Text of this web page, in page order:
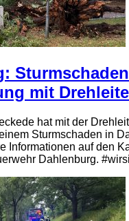
mit
hat mit der
Sturmschaden in
Informationen auf den
Dahlenburg.